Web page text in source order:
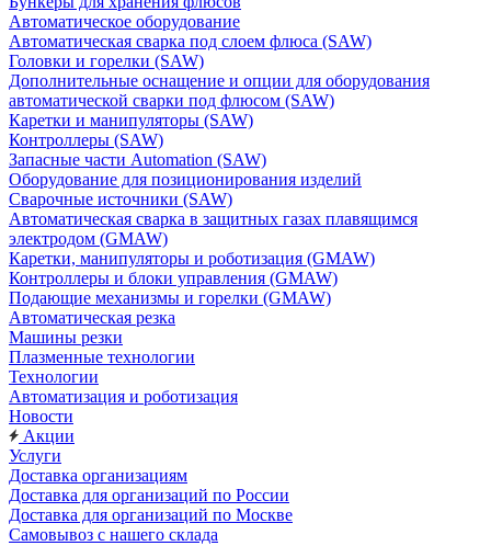
Автоматическое оборудование
Автоматическая сварка под слоем флюса (SAW)
Головки и горелки (SAW)
Дополнительные оснащение и опции для оборудования
автоматической сварки под флюсом (SAW)
Каретки и манипуляторы (SAW)
Контроллеры (SAW)
Запасные части Automation (SAW)
Оборудование для позиционирования изделий
Сварочные источники (SAW)
Автоматическая сварка в защитных газах плавящимся
электродом (GMAW)
Каретки, манипуляторы и роботизация (GMAW)
Контроллеры и блоки управления (GMAW)
Подающие механизмы и горелки (GMAW)
Автоматическая резка
Машины резки
Плазменные технологии
Технологии
Автоматизация и роботизация
Новости
Акции
Услуги
Доставка организациям
Доставка для организаций по России
Доставка для организаций по Москве
Самовывоз с нашего склада